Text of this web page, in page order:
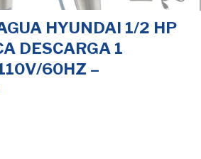
HYUNDAI 1/2 HP
DESCARGA 1
60HZ –